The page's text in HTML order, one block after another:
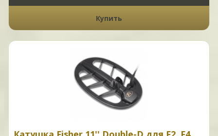
Купить